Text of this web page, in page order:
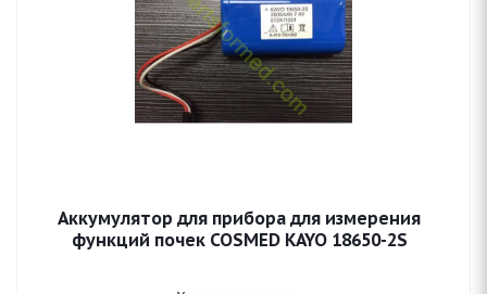
Аккумулятор для прибора для измерения
функций почек COSMED KAYO 18650-2S